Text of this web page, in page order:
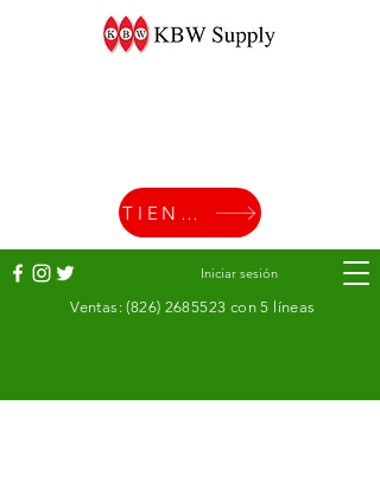
Iniciar sesión
Ventas:(826) 2685523 con 5 líneas
TIENDA